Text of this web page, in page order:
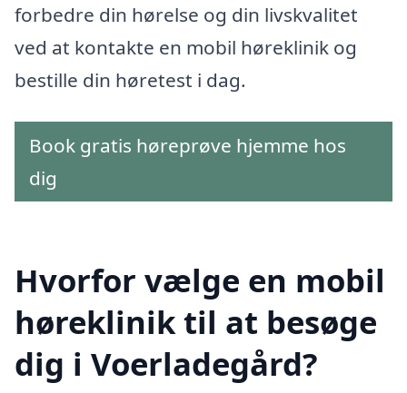
forbedre din hørelse og din livskvalitet
ved at kontakte en mobil høreklinik og
bestille din høretest i dag.
Book gratis høreprøve hjemme hos
dig
Hvorfor vælge en mobil
høreklinik til at besøge
dig i Voerladegård?